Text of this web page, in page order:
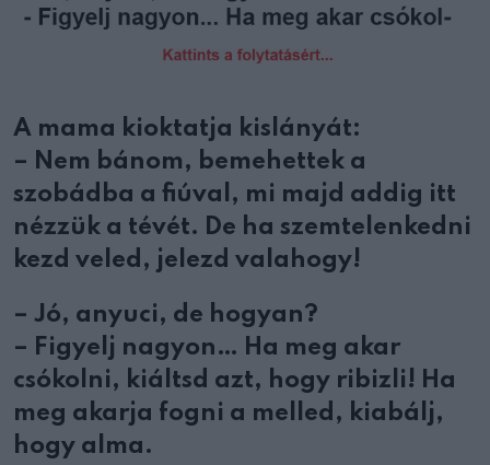
A mama kioktatja kislányát:
– Nem bánom, bemehettek a
szobádba a fiúval, mi majd addig itt
nézzük a tévét. De ha szemtelenkedni
kezd veled, jelezd valahogy!
– Jó, anyuci, de hogyan?
– Figyelj nagyon… Ha meg akar
csókolni, kiáltsd azt, hogy ribizli! Ha
meg akarja fogni a melled, kiabálj,
hogy alma.